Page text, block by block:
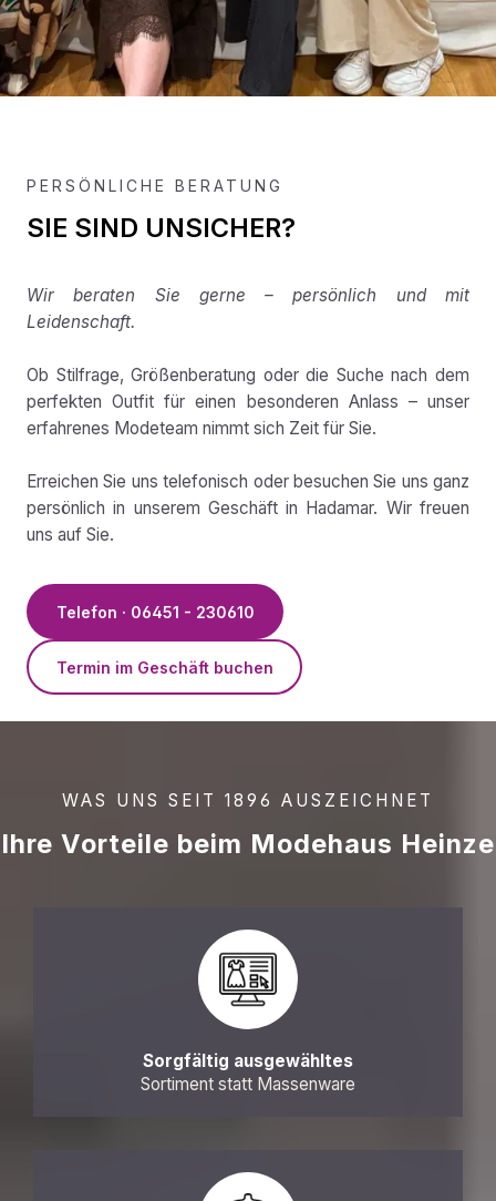
PERSÖNLICHE BERATUNG
SIE SIND UNSICHER?
Wir beraten Sie gerne – persönlich und mit
Leidenschaft.
Ob Stilfrage, Größenberatung oder die Suche nach dem
perfekten Outfit für einen besonderen Anlass – unser
erfahrenes Modeteam nimmt sich Zeit für Sie.
Erreichen Sie uns telefonisch oder besuchen Sie uns ganz
persönlich in unserem Geschäft in Hadamar. Wir freuen
uns auf Sie.
Telefon · 06451 - 230610
Termin im Geschäft buchen
WAS UNS SEIT 1896 AUSZEICHNET
Ihre Vorteile beim Modehaus Heinze
Sorgfältig ausgewähltes
Sortiment statt Massenware